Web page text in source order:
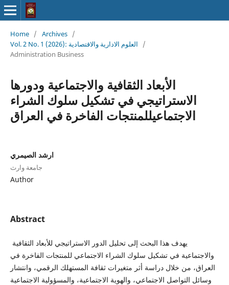
Home / Archives /
Vol. 2 No. 1 (2026): العلوم الادارية والاقتصادية
/
Administration Business
الأبعاد الثقافية والاجتماعية ودورها
الاستراتيجي في تشكيل سلوك الشراء
الاجتماعيللمنتجات الفاخرة في العراق
ارشد الصيمري
جامعة وارث
Author
Abstract
يهدف هذا البحث إلى تحليل الدور الاستراتيجي للأبعاد الثقافية
والاجتماعية في تشكيل سلوك الشراء الاجتماعي للمنتجات الفاخرة في
العراق، من خلال دراسة أثر متغيرات ثقافة المستهلك الرقمي، وانتشار
وسائل التواصل الاجتماعي، والهوية الاجتماعية، والمسؤولية الاجتماعية